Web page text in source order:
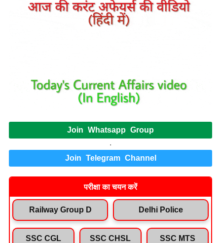
Join Whatsapp Group
.
Join Telegram Channel
परीक्षा का चयन करें
Railway Group D Delhi Police
SSC CGL SSC CHSL SSC MTS